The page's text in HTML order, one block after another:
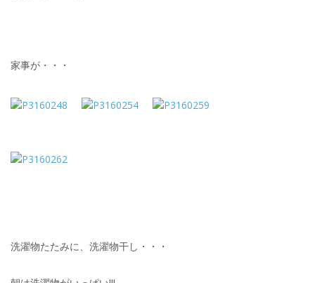
家事が・・・
洗濯物たたみに、洗濯物干し・・・